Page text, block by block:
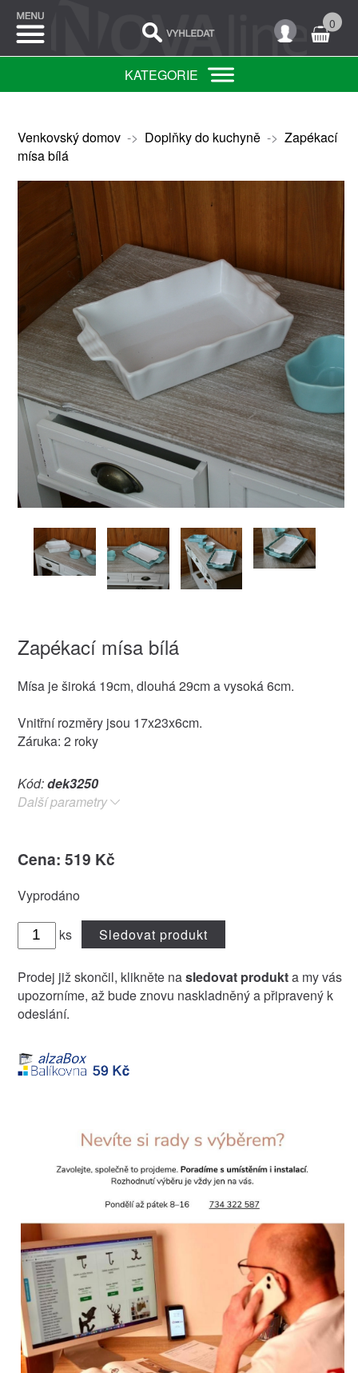
0
KATEGORIE
Venkovský domov-> Doplňky do kuchyně-> Zapékací
mísa bílá
Zapékací mísa bílá
Mísa je široká 19cm, dlouhá 29cm a vysoká 6cm.
Vnitřní rozměry jsou 17x23x6cm.
Záruka: 2 roky
Kód:dek3250
Další parametry
Cena: 519 Kč
Vyprodáno
ks Sledovat produkt
Prodej již skončil, klikněte nasledovat produkta my vás
upozorníme, až bude znovu naskladněný a připravený k
odeslání.